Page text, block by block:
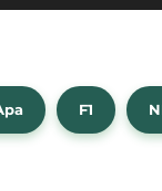
F1